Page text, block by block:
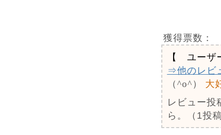
獲得票数：
【 ユーザ
⇒他のレビ
（^o^）
大
レビュー投
ら。（1投